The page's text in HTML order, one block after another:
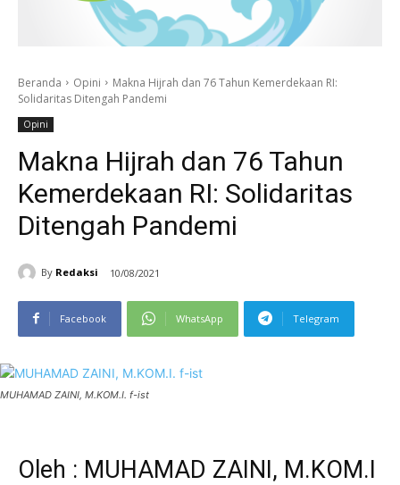
Beranda Opini
Makna Hijrah dan 76 Tahun Kemerdekaan RI:
Solidaritas Ditengah Pandemi
Opini
Makna Hijrah dan 76 Tahun
Kemerdekaan RI: Solidaritas
Ditengah Pandemi
By Redaksi 10/08/2021
Facebook WhatsApp Telegram
MUHAMAD ZAINI, M.KOM.I. f-ist
Oleh : MUHAMAD ZAINI, M.KOM.I